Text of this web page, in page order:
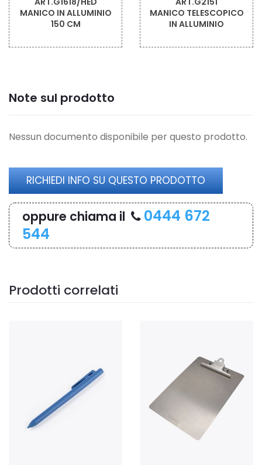
MANICO IN ALLUMINIO
150 CM
MANICO TELESCOPICO
IN ALLUMINIO
Note sul prodotto
Nessun documento disponibile per questo prodotto.
RICHIEDI INFO SU QUESTO PRODOTTO
oppure chiama il
0444 672
544
Prodotti correlati